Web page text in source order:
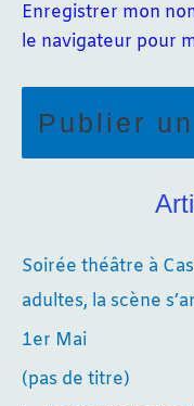
Enregistrer mon
le navigateur pour
Soirée théâtre à
adultes, la scène
1er Mai
(pas de titre)